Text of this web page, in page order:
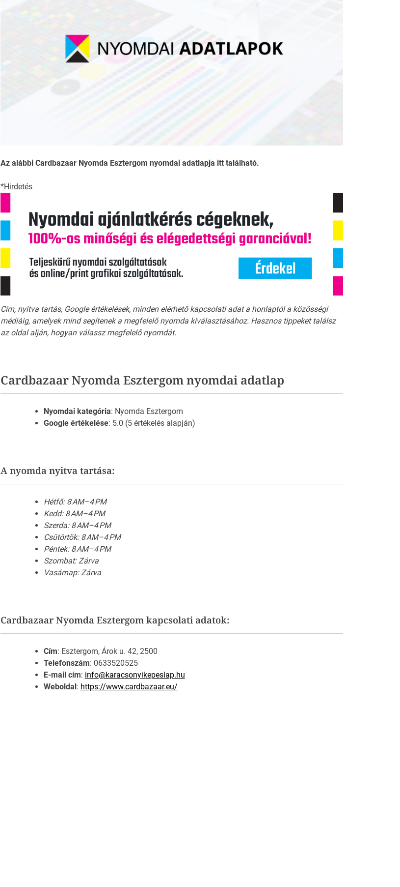
Az alábbi Cardbazaar Nyomda Esztergom nyomdai adatlapja itt található.
*Hirdetés
Cím, nyitva tartás, Google értékelések, minden elérhető kapcsolati adat a honlaptól a közösségi
médiáig, amelyek mind segítenek a megfelelő nyomda kiválasztásához. Hasznos tippeket találsz
az oldal alján, hogyan válassz megfelelő nyomdát.
Cardbazaar Nyomda Esztergom nyomdai adatlap
Nyomdai kategória: Nyomda Esztergom
Google értékelése: 5.0 (5 értékelés alapján)
A nyomda nyitva tartása:
Hétfő: 8 AM–4 PM
Kedd: 8 AM–4 PM
Szerda: 8 AM–4 PM
Csütörtök: 8 AM–4 PM
Péntek: 8 AM–4 PM
Szombat: Zárva
Vasárnap: Zárva
Cardbazaar Nyomda Esztergom kapcsolati adatok:
Cím: Esztergom, Árok u. 42, 2500
Telefonszám: 0633520525
E-mail cím: info@karacsonyikepeslap.hu
Weboldal: https://www.cardbazaar.eu/